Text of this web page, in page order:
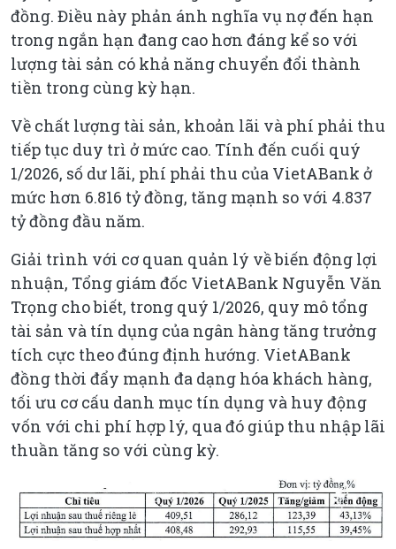
đồng. Điều này phản ánh nghĩa vụ nợ đến hạn
trong ngắn hạn đang cao hơn đáng kể so với
lượng tài sản có khả năng chuyển đổi thành
tiền trong cùng kỳ hạn.
Về chất lượng tài sản, khoản lãi và phí phải thu
tiếp tục duy trì ở mức cao. Tính đến cuối quý
1/2026, số dư lãi, phí phải thu của VietABank ở
mức hơn 6.816 tỷ đồng, tăng mạnh so với 4.837
tỷ đồng đầu năm.
Giải trình với cơ quan quản lý về biến động lợi
nhuận, Tổng giám đốc VietABank Nguyễn Văn
Trọng cho biết, trong quý 1/2026, quy mô tổng
tài sản và tín dụng của ngân hàng tăng trưởng
tích cực theo đúng định hướng. VietABank
đồng thời đẩy mạnh đa dạng hóa khách hàng,
tối ưu cơ cấu danh mục tín dụng và huy động
vốn với chi phí hợp lý, qua đó giúp thu nhập lãi
thuần tăng so với cùng kỳ.